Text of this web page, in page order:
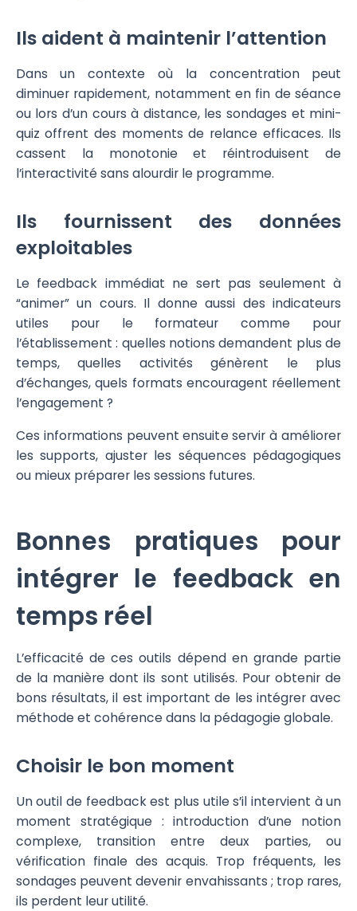
Ils aident à maintenir l’attention
Dans un contexte où la concentration peut
diminuer rapidement, notamment en fin de séance
ou lors d’un cours à distance, les sondages et mini-
quiz offrent des moments de relance efficaces. Ils
cassent la monotonie et réintroduisent de
l’interactivité sans alourdir le programme.
Ils fournissent des données
exploitables
Le feedback immédiat ne sert pas seulement à
“animer” un cours. Il donne aussi des indicateurs
utiles pour le formateur comme pour
l’établissement : quelles notions demandent plus de
temps, quelles activités génèrent le plus
d’échanges, quels formats encouragent réellement
l’engagement ?
Ces informations peuvent ensuite servir à améliorer
les supports, ajuster les séquences pédagogiques
ou mieux préparer les sessions futures.
Bonnes pratiques pour
intégrer le feedback en
temps réel
L’efficacité de ces outils dépend en grande partie
de la manière dont ils sont utilisés. Pour obtenir de
bons résultats, il est important de les intégrer avec
méthode et cohérence dans la pédagogie globale.
Choisir le bon moment
Un outil de feedback est plus utile s’il intervient à un
moment stratégique : introduction d’une notion
complexe, transition entre deux parties, ou
vérification finale des acquis. Trop fréquents, les
sondages peuvent devenir envahissants ; trop rares,
ils perdent leur utilité.